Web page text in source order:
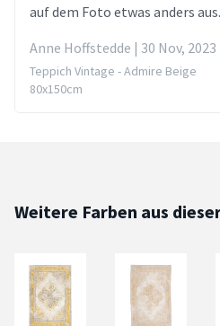
auf dem Foto etwas anders aus.
Anne Hoffstedde | 30 Nov, 2023
Teppich Vintage - Admire Beige
80x150cm
Weitere Farben aus